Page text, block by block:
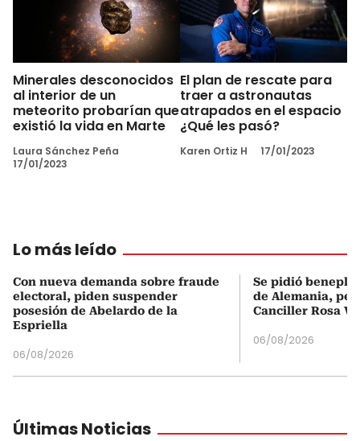
Minerales desconocidos
al interior de un
meteorito probarían que
existió la vida en Marte
Laura Sánchez Peña
17/01/2023
El plan de rescate para
traer a astronautas
atrapados en el espacio
¿Qué les pasó?
Karen Ortiz H 17/01/2023
Lo más leído
Con nueva demanda sobre fraude
electoral, piden suspender
posesión de Abelardo de la
Espriella
06/08/2026
Se pidió
de Alemania,
Canciller Rosa
06/08/2026
Últimas Noticias